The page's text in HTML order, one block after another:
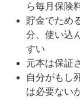
ら毎月保険
貯金でため
分、使い込
すい
元本は保証
自分がもし
は必要ない